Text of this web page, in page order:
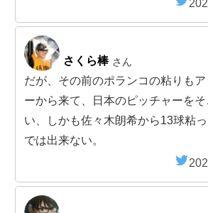
さくら棒 さん
だが、その前のポランコの粘りも
ーから来て、日本のピッチャーを
い、しかも佐々木朗希から13球粘
では出来ない。